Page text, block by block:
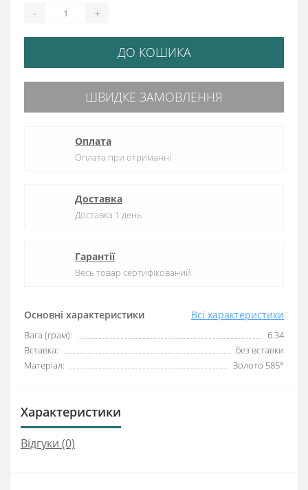
Основні характеристики Всі характеристики
Вага (грам):
6.34
Вставка:
без вставки
Матеріал:
Золото 585°
- +
ДО КОШИКА
ШВИДКЕ ЗАМОВЛЕННЯ
Оплата
Оплата при отриманні
Доставка
Доставка 1 день
Гарантії
Весь товар сертифікований
Характеристики
Відгуки (0)